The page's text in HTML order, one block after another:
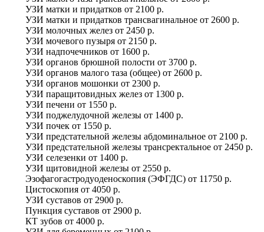
УЗИ матки и придатков от 2100 р.
УЗИ матки и придатков трансвагинальное от 2600 р.
УЗИ молочных желез от 2450 р.
УЗИ мочевого пузыря от 2150 р.
УЗИ надпочечников от 1600 р.
УЗИ органов брюшной полости от 3700 р.
УЗИ органов малого таза (общее) от 2600 р.
УЗИ органов мошонки от 2300 р.
УЗИ паращитовидных желез от 1300 р.
УЗИ печени от 1550 р.
УЗИ поджелудочной железы от 1400 р.
УЗИ почек от 1550 р.
УЗИ предстательной железы абдоминальное от 2100 р.
УЗИ предстательной железы трансректальное от 2450 р.
УЗИ селезенки от 1400 р.
УЗИ щитовидной железы от 2550 р.
Эзофагогастродуоденоскопия (ЭФГДС) от 11750 р.
Цистоскопия от 4050 р.
УЗИ суставов от 2900 р.
Пункция суставов от 2900 р.
КТ зубов от 4000 р.